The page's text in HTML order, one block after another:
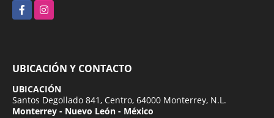
FacebookInstagram
UBICACIÓN Y CONTACTO
UBICACIÓN
Santos Degollado 841, Centro, 64000 Monterrey, N.L.
Monterrey - Nuevo León - México